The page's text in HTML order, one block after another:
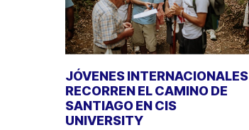
JÓVENES INTERNACIONALES
RECORREN EL CAMINO DE
SANTIAGO EN CIS
UNIVERSITY